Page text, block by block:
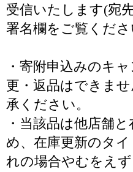
受信いたします(宛
署名欄をご覧くださ
・寄附申込みのキ
更・返品はできま
承ください。
・当該品は他店舗
め、在庫更新のタ
れの場合やむをえ